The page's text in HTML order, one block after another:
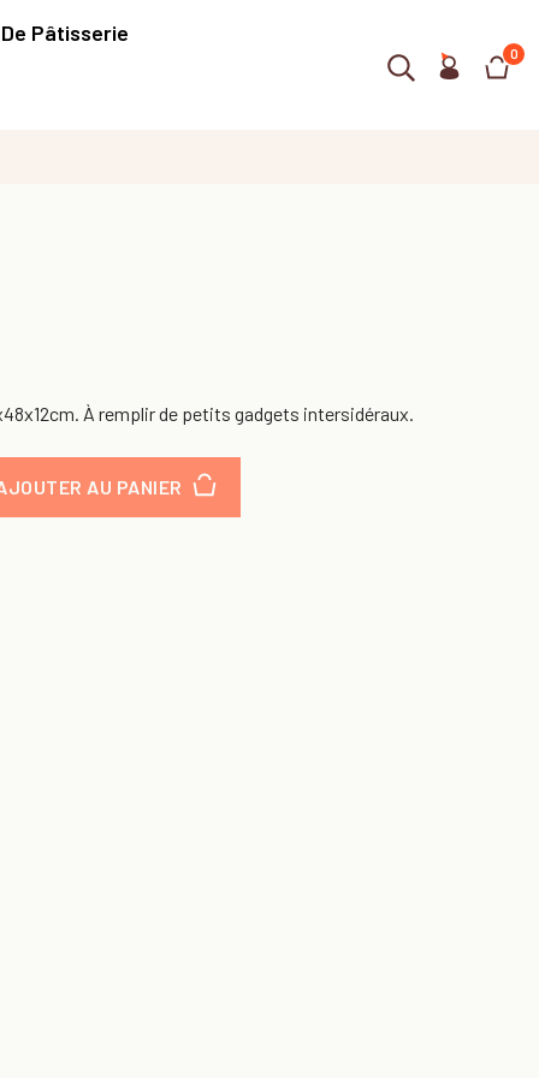
Pâtisserie
0
À remplir de petits gadgets intersidéraux.
AU PANIER